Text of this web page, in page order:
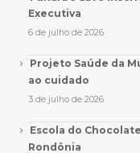
Executiva
6 de julho de 2026
Projeto Saúde da
ao cuidado
3 de julho de 2026
Escola do
Rondônia